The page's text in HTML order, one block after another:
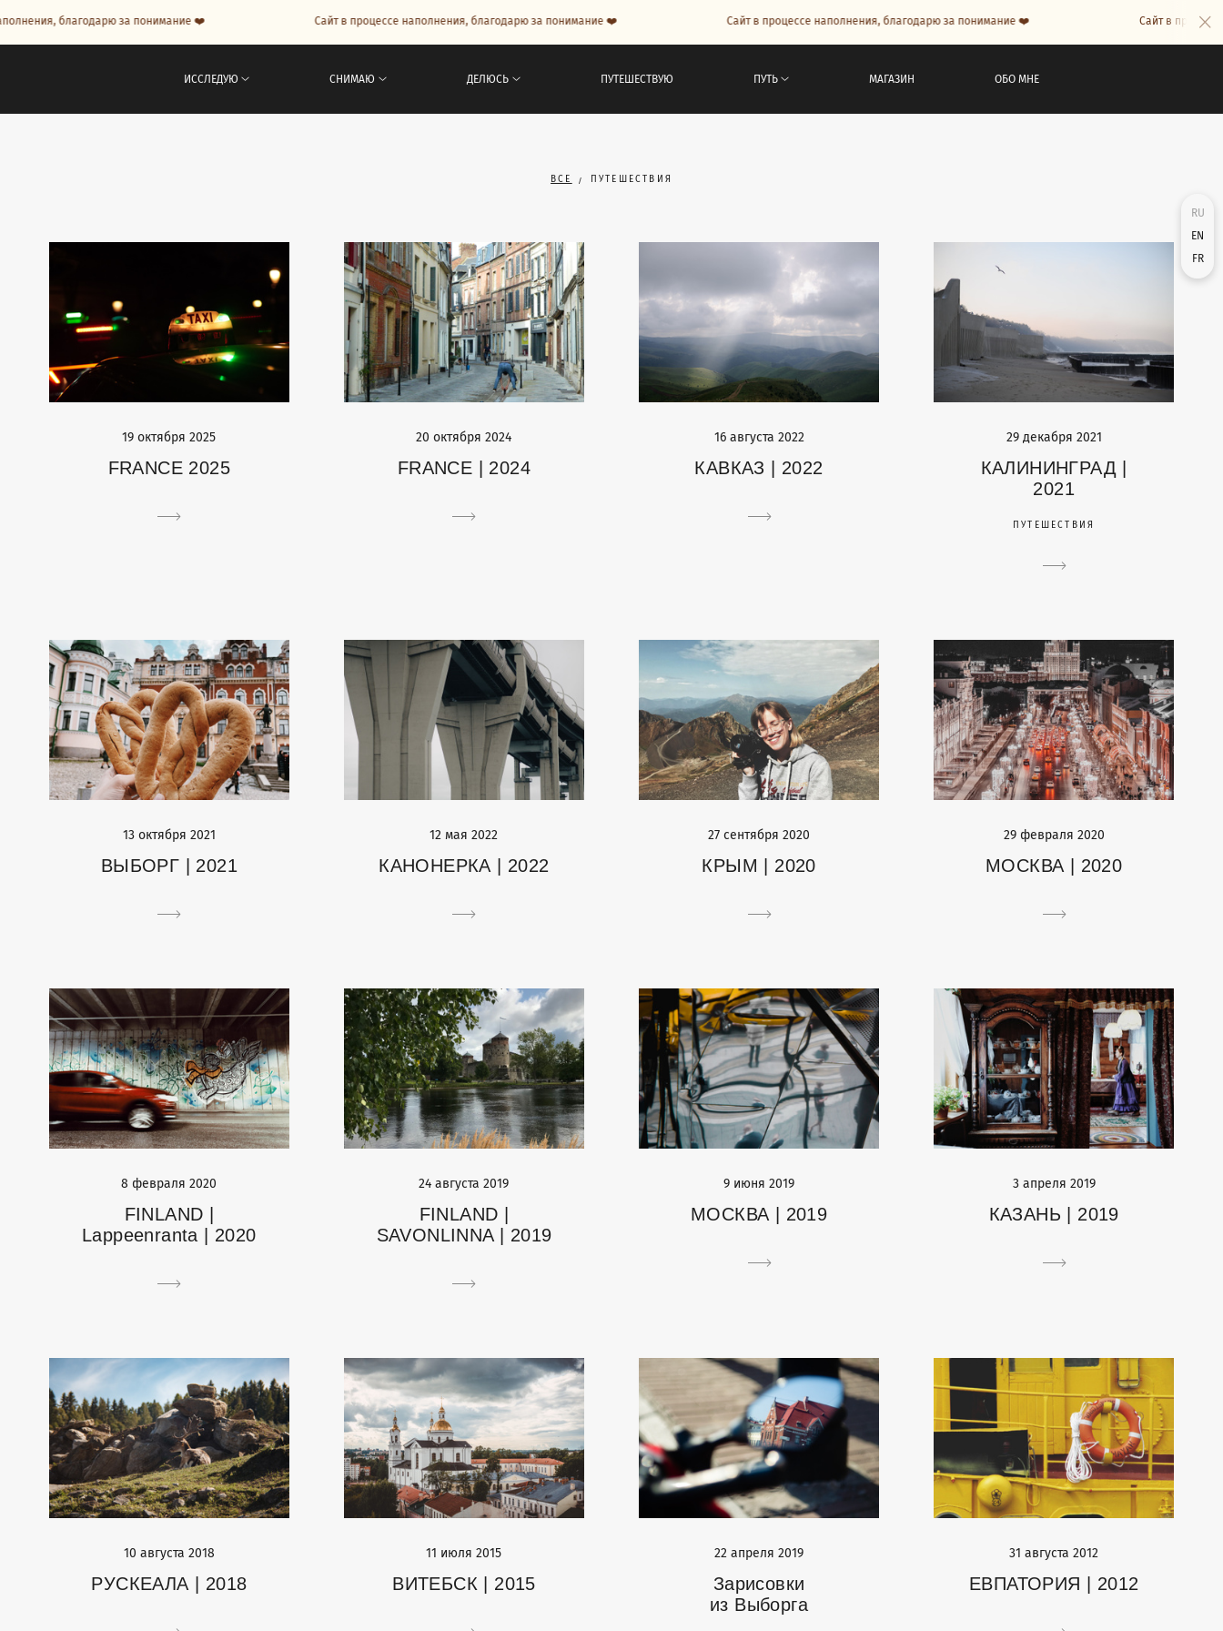
ИССЛЕДУЮ СНИМАЮ ДЕЛЮСЬ ПУТЕШЕСТВУЮ ПУТЬ МАГАЗИН ОБО МНЕ
ВСЕ ПУТЕШЕСТВИЯ
19 октября 2025
FRANCE 2025
20 октября 2024
FRANCE | 2024
16 августа 2022
КАВКАЗ | 2022
29 декабря 2021
КАЛИНИНГРАД |
2021
ПУТЕШЕСТВИЯ
13 октября 2021
ВЫБОРГ | 2021
12 мая 2022
КАНОНЕРКА | 2022
27 сентября 2020
КРЫМ | 2020
29 февраля 2020
МОСКВА | 2020
8 февраля 2020
FINLAND |
Lappeenranta | 2020
24 августа 2019
FINLAND |
SAVONLINNA | 2019
9 июня 2019
МОСКВА | 2019
3 апреля 2019
КАЗАНЬ | 2019
10 августа 2018
РУСКЕАЛА | 2018
11 июля 2015
ВИТЕБСК | 2015
22 апреля 2019
Зарисовки
из Выборга
31 августа 2012
ЕВПАТОРИЯ | 2012
RU
EN
FR
благодарю за понимание ❤️ Сайт в процессе наполнения, благодарю за понимание ❤️ Сайт в процессе наполнения, благодарю за понимание ❤️ Сайт в процессе